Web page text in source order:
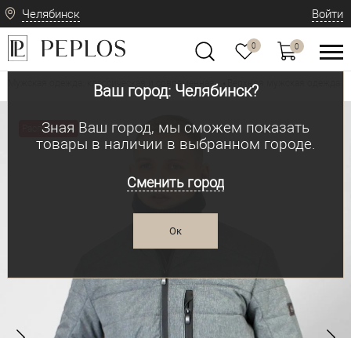
Челябинск
Ваш город: Челябинск?
Зная Ваш город, мы сможем показать
товары в наличии в выбранном городе.
Сменить город
Ок
Войти
0 0
Мужская одежда: классическая и современная Верхняя мужская одежда
Распродажа